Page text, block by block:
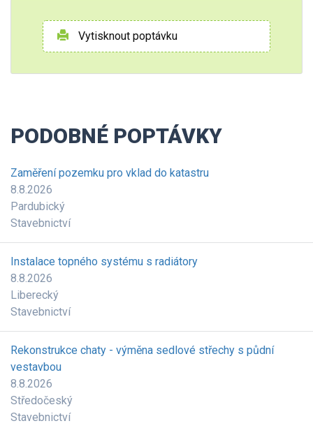
Vytisknout poptávku
PODOBNÉ POPTÁVKY
Zaměření pozemku pro vklad do katastru
8.8.2026
Pardubický
Stavebnictví
Instalace topného systému s radiátory
8.8.2026
Liberecký
Stavebnictví
Rekonstrukce chaty - výměna sedlové střechy s půdní
vestavbou
8.8.2026
Středočeský
Stavebnictví